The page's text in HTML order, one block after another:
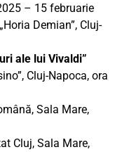
– 15 februarie
Demian”, Cluj-
ale lui Vivaldi”
Cluj-Napoca, ora
Sala Mare,
Cluj, Sala Mare,